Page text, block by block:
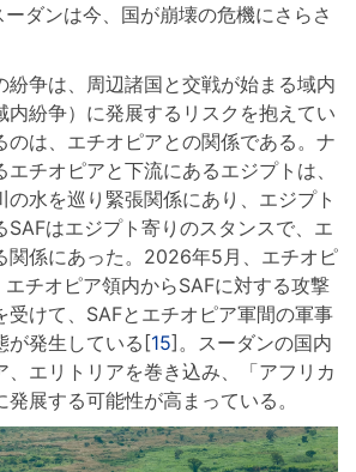
ダンは今、国が崩壊の危機にさらさ
争は、周辺諸国と交戦が始まる域内
内紛争）に発展するリスクを抱えてい
のは、エチオピアとの関係である。ナ
チオピアと下流にあるエジプトは、
の水を巡り緊張関係にあり、エジプト
SAFはエジプト寄りのスタンスで、エ
関係にあった。2026年5月、エチオピ
エチオピア領内からSAFに対する攻撃
受けて、SAFとエチオピア軍間の軍事
が発生している[15]。スーダンの国内
、エリトリアを巻き込み、「アフリカ
展する可能性が高まっている。